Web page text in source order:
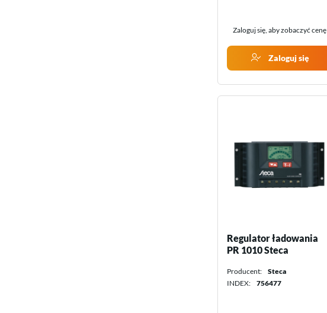
Zaloguj się, aby zobaczyć cenę
Zaloguj się
Regulator ładowania
PR 1010 Steca
Producent:
Steca
INDEX:
756477